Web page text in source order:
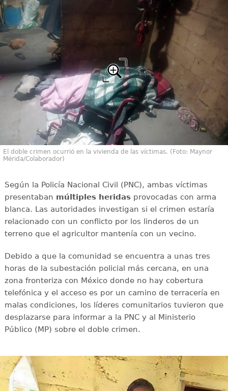
El doble crimen ocurrió en la vivienda de las víctimas. (Foto: Maynor
Mérida/Colaborador)
Según la Policía Nacional Civil (PNC), ambas víctimas
presentaban múltiples heridasprovocadas con arma
blanca. Las autoridades investigan si el crimen estaría
relacionado con un conflicto por los linderos de un
terreno que el agricultor mantenía con un vecino.
Debido a que la comunidad se encuentra a unas tres
horas de la subestación policial más cercana, en una
zona fronteriza con México donde no hay cobertura
telefónica y el acceso es por un camino de terracería en
malas condiciones, los líderes comunitarios tuvieron que
desplazarse para informar a la PNC y al Ministerio
Público (MP) sobre el doble crimen.